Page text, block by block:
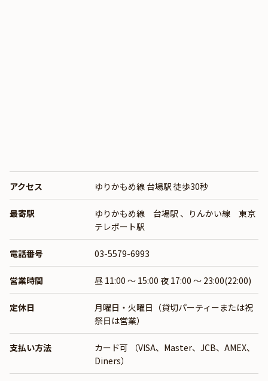
アクセス ゆりかもめ線 台場駅 徒歩30秒
最寄駅 ゆりかもめ線 台場駅 、 りんかい線 東京
テレポート駅
電話番号 03-5579-6993
営業時間 昼 11:00 ～ 15:00 夜 17:00 ～ 23:00(22:00)
定休日
月曜日・火曜日（貸切パーティーまたは祝
祭日は営業）
支払い方法
カード可 （VISA、Master、JCB、AMEX、
Diners）